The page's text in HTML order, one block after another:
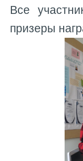
Все
призеры